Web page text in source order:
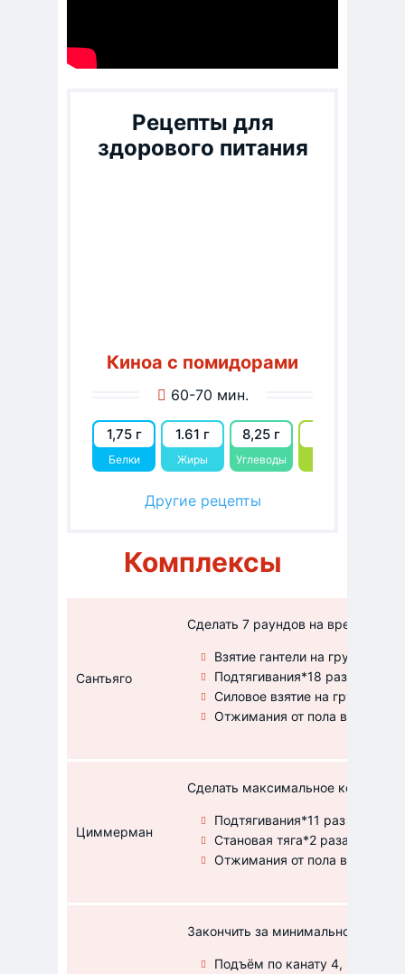
Рецепты для
здорового питания
Киноа с помидорами
1,75 г
Белки
1.61 г
Жиры
8,25 г
Углеводы
60-70 мин.
Другие рецепты
Комплексы
Сантьяго
Сделать 7 раундов на время
Взятие гантели на грудь в
Подтягивания*18 раз
Силовое взятие на грудь
Отжимания от пола в стойке
Циммерман
Сделать максимальное
Подтягивания*11 раз
Становая тяга*2 раза 140 кг
Отжимания от пола в стойке
Закончить за минимальное время
Подъём по канату 4, 6 метра*